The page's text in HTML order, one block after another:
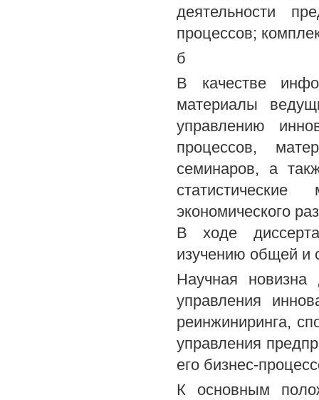
деятельности
процессов;
б
В качестве
материалы
управлению
процессов,
семинаров, а
экономического
В ходе
изучению общей и
Научная новизна
управления
реинжиниринга,
управления
его бизнес-
К основным